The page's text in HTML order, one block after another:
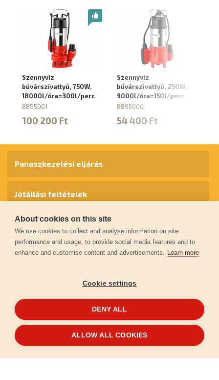
Szennyvíz
búvárszivattyú, 750W,
18000l/óra=300l/perc
8895001
100 200 Ft
Szennyvíz
búvárszivattyú, 250W,
9000l/óra=150l/perc
8895000
54 400 Ft
© 2026extol.hu- Minden jog fenntartva
Panaszkezelési eljárás
Jótállási feltételek
Személyes adatok védelme
Kapcsolat
Garancia regisztráció
LétrehoztaFEO
About cookies on this site
We use cookies to collect and analyse information on site
performance and usage, to provide social media features and to
enhance and customise content and advertisements. Learn more
Cookie settings
DENY ALL
ALLOW ALL COOKIES